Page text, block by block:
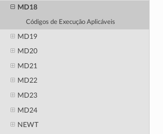
MD18
Códigos de Execução Aplicáveis
MD19
MD20
MD21
MD22
MD23
MD24
NEWT